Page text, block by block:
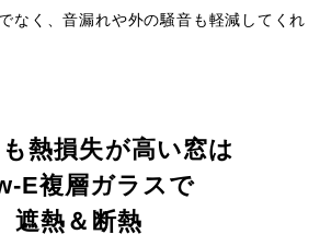
なく、音漏れや外の騒音も軽減してくれ
熱損失が高い窓は
E複層ガラスで
遮熱＆断熱